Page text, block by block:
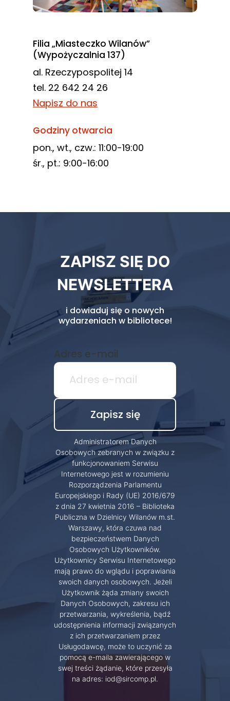
Filia „Miasteczko Wilanów”
(Wypożyczalnia 137)
al. Rzeczypospolitej 14
tel. 22 642 24 26
Napisz do nas
Godziny otwarcia
pon., wt., czw.: 11:00-19:00
śr., pt.: 9:00-16:00
biblioteki
ZAPISZ SIĘ DO
NEWSLETTERA
i dowiaduj się o nowych
wydarzeniach w bibliotece!
Adres e-mail
Administratorem Danych
Osobowych zebranych w związku z
funkcjonowaniem Serwisu
Internetowego jest w rozumieniu
Rozporządzenia Parlamentu
Europejskiego i Rady (UE) 2016/679
z dnia 27 kwietnia 2016 – Biblioteka
Publiczna w Dzielnicy Wilanów m.st.
Warszawy, która czuwa nad
bezpieczeństwem Danych
Osobowych Użytkowników.
Użytkownicy Serwisu Internetowego
mają prawo do wglądu i poprawiania
swoich danych osobowych. Jeżeli
Użytkownik żąda zmiany swoich
Danych Osobowych, zakresu ich
przetwarzania, wykreślenia, bądź
udostępnienia informacji związanych
z ich przetwarzaniem przez
Usługodawcę, może to uczynić za
pomocą e-maila zawierającego w
swej treści żądanie, które przesyła
na adres: iod@sircomp.pl.